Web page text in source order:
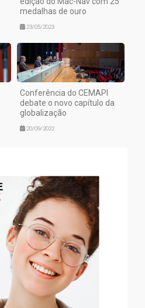
medalhas de ouro
23/05/2023
Conferência do CEMAPI
debate o novo capítulo da
globalização
20/09/2022